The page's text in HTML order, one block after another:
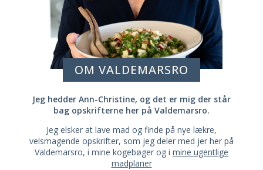
OM VALDEMARSRO
Jeg hedder Ann-Christine, og det er mig der står
bag opskrifterne her på Valdemarsro.
Jeg elsker at lave mad og finde på nye lækre,
velsmagende opskrifter, som jeg deler med jer her på
Valdemarsro, i mine kogebøger og i mine ugentlige
madplaner